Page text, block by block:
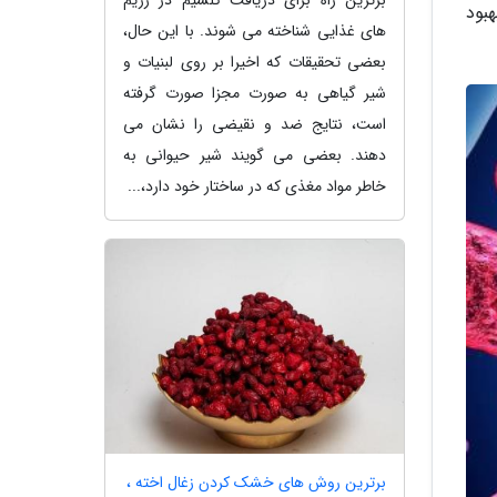
های غذایی شناخته می شوند. با این حال،
بعضی تحقیقات که اخیرا بر روی لبنیات و
شیر گیاهی به صورت مجزا صورت گرفته
است، نتایج ضد و نقیضی را نشان می
دهند. بعضی می گویند شیر حیوانی به
خاطر مواد مغذی که در ساختار خود دارد،...
برترین روش های خشک کردن زغال اخته ،